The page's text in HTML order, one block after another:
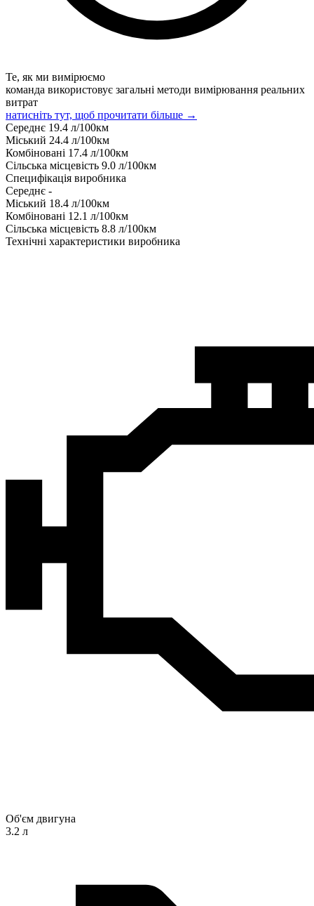
Те, як ми вимірюємо
команда використовує загальні методи вимірювання реальних
витрат
натисніть тут, щоб прочитати більше →
Середнє 19.4 л/100км
Міський 24.4 л/100км
Комбіновані 17.4 л/100км
Сільська місцевість 9.0 л/100км
Специфікація виробника
Середнє -
Міський 18.4 л/100км
Комбіновані 12.1 л/100км
Сільська місцевість 8.8 л/100км
Технічні характеристики виробника
Об'єм двигуна
3.2 л